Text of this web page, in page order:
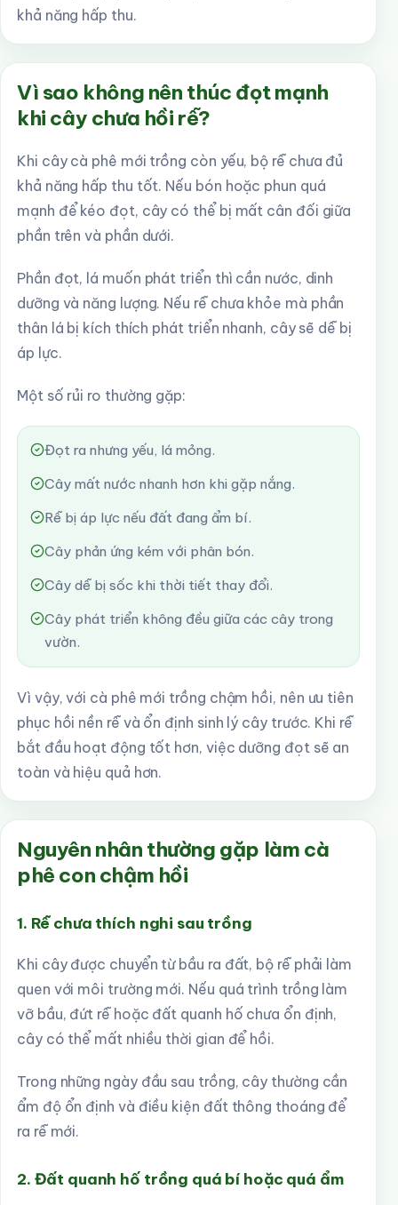
khả năng hấp thu.
Vì sao không nên thúc đọt mạnh
khi cây chưa hồi rễ?
Khi cây cà phê mới trồng còn yếu, bộ rễ chưa đủ
khả năng hấp thu tốt. Nếu bón hoặc phun quá
mạnh để kéo đọt, cây có thể bị mất cân đối giữa
phần trên và phần dưới.
Phần đọt, lá muốn phát triển thì cần nước, dinh
dưỡng và năng lượng. Nếu rễ chưa khỏe mà phần
thân lá bị kích thích phát triển nhanh, cây sẽ dễ bị
áp lực.
Một số rủi ro thường gặp:
Đọt ra nhưng yếu, lá mỏng.
Cây mất nước nhanh hơn khi gặp nắng.
Rễ bị áp lực nếu đất đang ẩm bí.
Cây phản ứng kém với phân bón.
Cây dễ bị sốc khi thời tiết thay đổi.
Cây phát triển không đều giữa các cây trong
vườn.
Vì vậy, với cà phê mới trồng chậm hồi, nên ưu tiên
phục hồi nền rễ và ổn định sinh lý cây trước. Khi rễ
bắt đầu hoạt động tốt hơn, việc dưỡng đọt sẽ an
toàn và hiệu quả hơn.
Nguyên nhân thường gặp làm cà
phê con chậm hồi
1. Rễ chưa thích nghi sau trồng
Khi cây được chuyển từ bầu ra đất, bộ rễ phải làm
quen với môi trường mới. Nếu quá trình trồng làm
vỡ bầu, đứt rễ hoặc đất quanh hố chưa ổn định,
cây có thể mất nhiều thời gian để hồi.
Trong những ngày đầu sau trồng, cây thường cần
ẩm độ ổn định và điều kiện đất thông thoáng để
ra rễ mới.
2. Đất quanh hố trồng quá bí hoặc quá ẩm